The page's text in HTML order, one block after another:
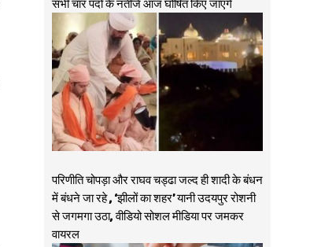
सभी चार पदों के नतीजे आज घोषित किए जाएंगे
परिणीति चोपड़ा और राघव चड्ढा जल्द ही शादी के बंधन
में बंधने जा रहे , ‘झीलों का शहर’ यानी उदयपुर रोशनी
से जगमगा उठा, वीडियो सोशल मीडिया पर जमकर
वायरल